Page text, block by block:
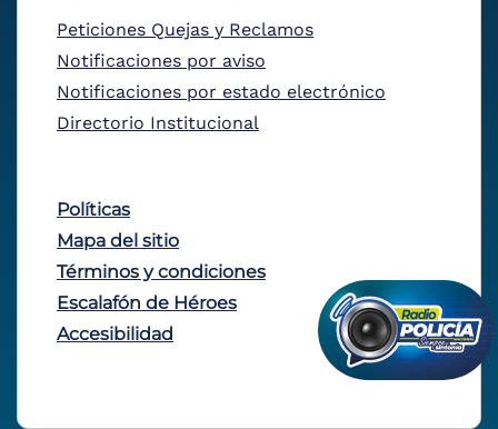
Peticiones Quejas y Reclamos
Notificaciones por aviso
Notificaciones por estado electrónico
Directorio Institucional
Políticas
Mapa del sitio
Términos y condiciones
Escalafón de Héroes
Accesibilidad